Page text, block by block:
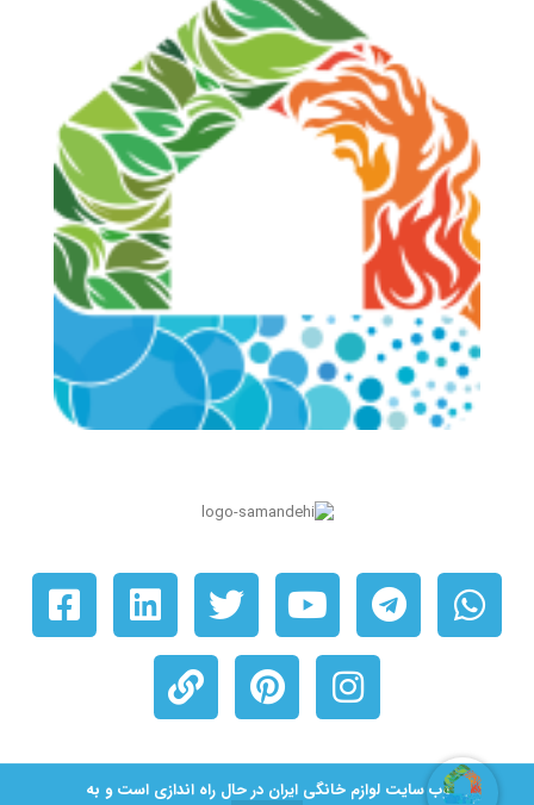
وب سایت لوازم خانگی ایران در حال راه اندازی است و به
© ۱۴۰۵ کلیه حقوق برای شرکت لوازم خانگی ایران محفوظ است. دارای حق نشر.